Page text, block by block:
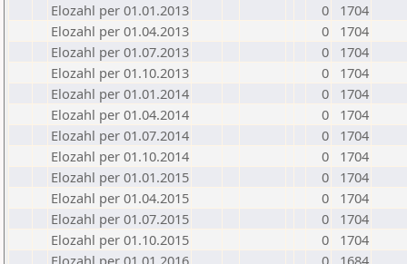
Elozahl per 01.01.2013
0
1704
Elozahl per 01.04.2013
0
1704
Elozahl per 01.07.2013
0
1704
Elozahl per 01.10.2013
0
1704
Elozahl per 01.01.2014
0
1704
Elozahl per 01.04.2014
0
1704
Elozahl per 01.07.2014
0
1704
Elozahl per 01.10.2014
0
1704
Elozahl per 01.01.2015
0
1704
Elozahl per 01.04.2015
0
1704
Elozahl per 01.07.2015
0
1704
Elozahl per 01.10.2015
0
1704
Elozahl per 01.01.2016
0
1684